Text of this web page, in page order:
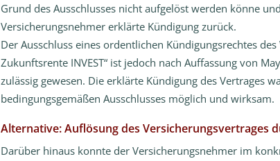
Grund des Ausschlusses nicht aufgelöst werden könne
Versicherungsnehmer erklärte Kündigung zurück.
Der Ausschluss eines ordentlichen Kündigungsrechtes
Zukunftsrente INVEST“ ist jedoch nach Auffassung von
zulässig gewesen. Die erklärte Kündigung des Vertrages
bedingungsgemäßen Ausschlusses möglich und wirksam.
Alternative: Auflösung des Versicherungsvertrages
Darüber hinaus konnte der Versicherungsnehmer im